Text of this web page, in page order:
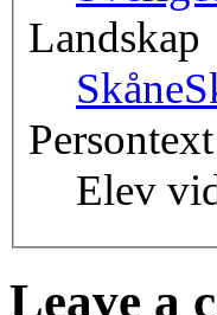
Landskap
Skåne
Persontext
Elev
Leave a